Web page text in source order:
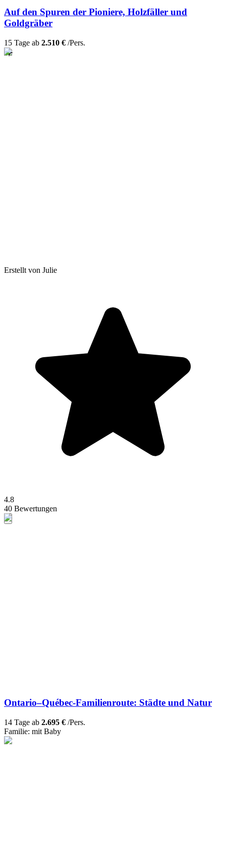
Auf den Spuren der Pioniere, Holzfäller und
Goldgräber
15 Tage ab 2.510 € /Pers.
Erstellt von Julie
4.8
40 Bewertungen
Ontario–Québec-Familienroute: Städte und Natur
14 Tage ab 2.695 € /Pers.
Familie: mit Baby